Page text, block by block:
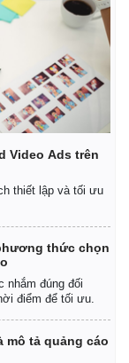
Video Ads trên
thiết lập và tối ưu
thức chọn
nhắm đúng đối
điểm để tối ưu.
mô tả quảng cáo